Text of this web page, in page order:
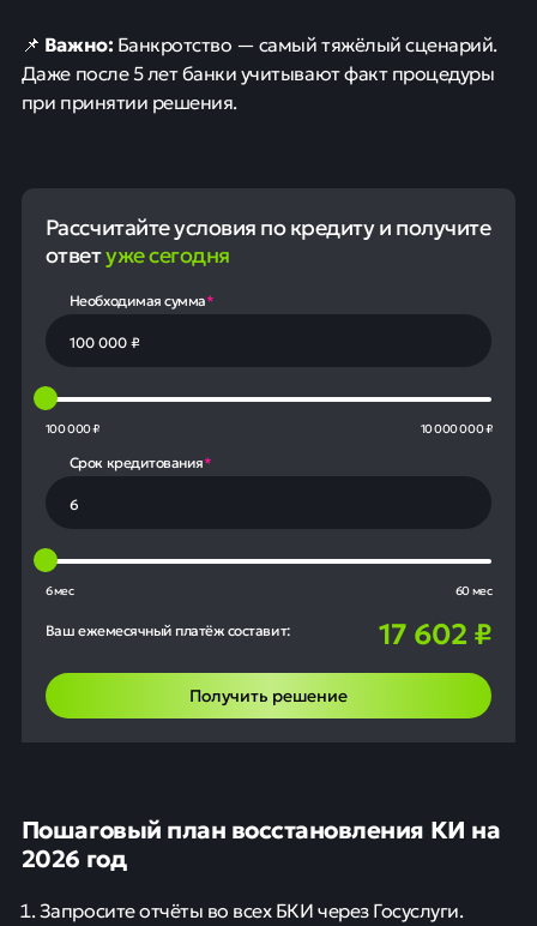
📌 Важно: Банкротство — самый тяжёлый сценарий.
Даже после 5 лет банки учитывают факт процедуры
при принятии решения.
Рассчитайте условия по кредиту и получите
ответуже сегодня
Необходимая сумма*
100 000 ₽ 10 000 000 ₽
Срок кредитования*
6 мес 60 мес
Ваш ежемесячный платёж составит: 17 602₽
Получить решение
Пошаговый план восстановления КИ на
2026 год
Запросите отчёты во всех БКИ через Госуслуги.